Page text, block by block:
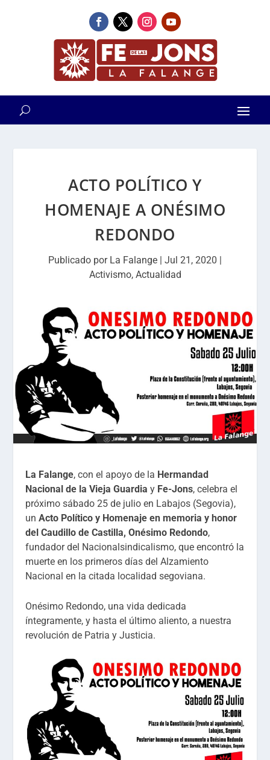
ACTO POLÍTICO Y
HOMENAJE A ONÉSIMO
REDONDO
Publicado por La Falange | Jul 21, 2020 |
Activismo, Actualidad
La Falange, con el apoyo de la Hermandad
Nacional de la Vieja Guardia y Fe-Jons, celebra el
próximo sábado 25 de julio en Labajos (Segovia),
unActo Político y Homenaje en memoria y honor
del Caudillo de Castilla, Onésimo Redondo,
fundador del Nacionalsindicalismo, que encontró la
muerte en los primeros días del Alzamiento
Nacional en la citada localidad segoviana.
Onésimo Redondo, una vida dedicada
íntegramente, y hasta el último aliento, a nuestra
revolución de Patria y Justicia.